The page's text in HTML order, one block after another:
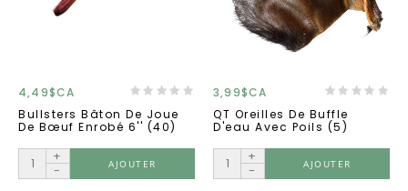
4,49$CA
Bullsters Bâton De Joue
De Bœuf Enrobé 6'' (40)
+
-
AJOUTER
3,99$CA
QT Oreilles De Buffle
D'eau Avec Poils (5)
+
-
AJOUTER